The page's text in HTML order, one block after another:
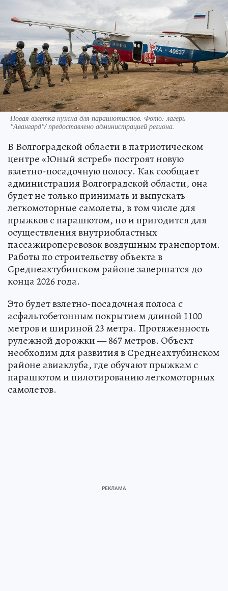
Новая взлетка нужна для парашютистов. Фото: лагерь
"Авангард"/ предоставлено администрацией региона.
В Волгоградской области в патриотическом
центре «Юный ястреб» построят новую
взлетно-посадочную полосу. Как сообщает
администрация Волгоградской области, она
будет не только принимать и выпускать
легкомоторные самолеты, в том числе для
прыжков с парашютом, но и пригодится для
осуществления внутриобластных
пассажироперевозок воздушным транспортом.
Работы по строительству объекта в
Среднеахтубинском районе завершатся до
конца 2026 года.
Это будет взлетно-посадочная полоса с
асфальтобетонным покрытием длиной 1100
метров и шириной 23 метра. Протяженность
рулежной дорожки — 867 метров. Объект
необходим для развития в Среднеахтубинском
районе авиаклуба, где обучают прыжкам с
парашютом и пилотированию легкомоторных
самолетов.